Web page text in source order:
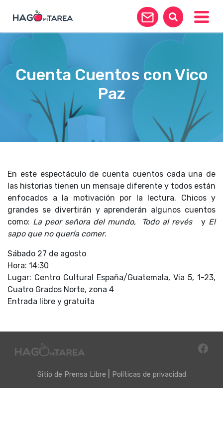
Cuenta Cuentos con Vico
Paz
En este espectáculo de cuenta cuentos cada una de
las historias tienen un mensaje diferente y todos están
enfocados a la motivación por la lectura. Chicos y
grandes se divertirán y aprenderán algunos cuentos
como: La peor señora del mundo, Todo al revésy El
sapo que no quería comer.
Sábado 27 de agosto
Hora: 14:30
Lugar: Centro Cultural España/Guatemala, Via 5, 1-23,
Cuatro Grados Norte, zona 4
Entrada libre y gratuita
Sitio de Prensa Libre Políticas de privacidad